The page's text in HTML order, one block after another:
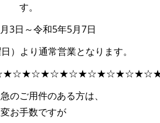
す。
3日～令和5年5月7日
）より通常営業となります。
のご用件のある方は、
お手数ですが